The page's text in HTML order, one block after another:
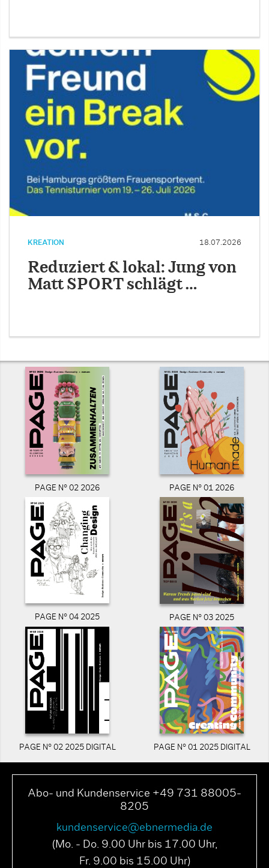
KREATION 18.07.2026
Reduziert & lokal: Jung von
Matt SPORT schlägt …
PAGE N° 02 2026 PAGE N° 01 2026
PAGE N° 04 2025 PAGE N° 03 2025
PAGE N° 02 2025 DIGITAL PAGE N° 01 2025 DIGITAL
Abo- und Kundenservice +49 731 88005-
8205
kundenservice@ebnermedia.de
(Mo. - Do. 9.00 Uhr bis 17.00 Uhr,
Fr. 9.00 bis 15.00 Uhr)